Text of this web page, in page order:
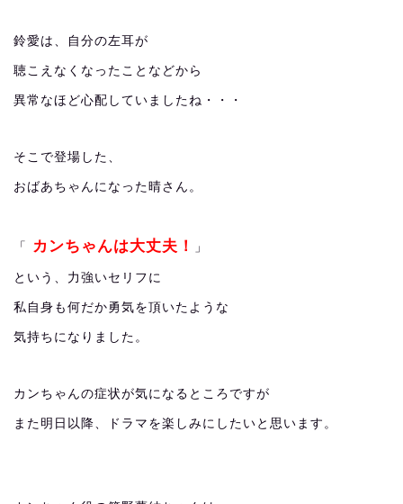
鈴愛は、自分の左耳が
聴こえなくなったことなどから
異常なほど心配していましたね・・・
そこで登場した、
おばあちゃんになった晴さん。
「 カンちゃんは大丈夫！ 」
という、力強いセリフに
私自身も何だか勇気を頂いたような
気持ちになりました。
カンちゃんの症状が気になるところですが
また明日以降、ドラマを楽しみにしたいと思います。